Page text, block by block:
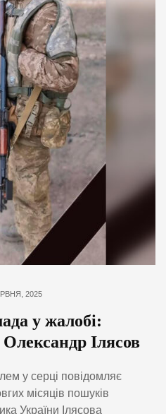
2025
у жалобі:
Ілясов
у серці повідомляє
місяців пошуків
України Ілясова